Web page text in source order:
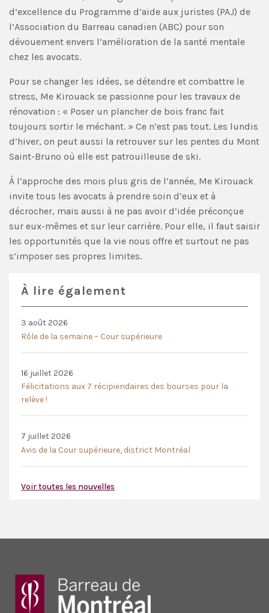
d’excellence du Programme d’aide aux juristes (PAJ) de
l’Association du Barreau canadien (ABC) pour son
dévouement envers l’amélioration de la santé mentale
chez les avocats.
Pour se changer les idées, se détendre et combattre le
stress, Me Kirouack se passionne pour les travaux de
rénovation : « Poser un plancher de bois franc fait
toujours sortir le méchant. » Ce n’est pas tout. Les lundis
d’hiver, on peut aussi la retrouver sur les pentes du Mont
Saint-Bruno où elle est patrouilleuse de ski.
À l’approche des mois plus gris de l’année, Me Kirouack
invite tous les avocats à prendre soin d’eux et à
décrocher, mais aussi à ne pas avoir d’idée préconçue
sur eux-mêmes et sur leur carrière. Pour elle, il faut saisir
les opportunités que la vie nous offre et surtout ne pas
s’imposer ses propres limites.
À lire également
3 août 2026
Rôle de la semaine – Cour supérieure
16 juillet 2026
Félicitations aux 7 récipiendaires des bourses pour la
relève !
7 juillet 2026
Avis de la Cour supérieure, district Montréal
Voir toutes les nouvelles